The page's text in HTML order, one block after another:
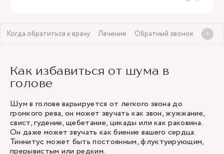
Когда обратиться к врачу Лечение Обратный звонок
Как избавиться от шума в
голове
Шум в голове варьируется от легкого звона до
громкого рева, он может звучать как звон, жужжание,
свист, гудение, щебетание, цикады или как раковина.
Он даже может звучать как биение вашего сердца.
Тиннитус может быть постоянным, флуктуирующим,
прерывистым или редким.